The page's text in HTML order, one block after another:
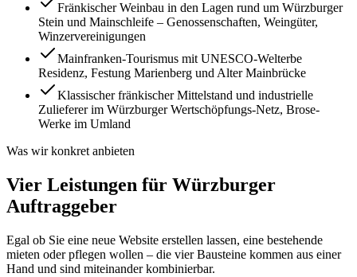
Fränkischer Weinbau in den Lagen rund um Würzburger
Stein und Mainschleife – Genossenschaften, Weingüter,
Winzervereinigungen
Mainfranken-Tourismus mit UNESCO-Welterbe
Residenz, Festung Marienberg und Alter Mainbrücke
Klassischer fränkischer Mittelstand und industrielle
Zulieferer im Würzburger Wertschöpfungs-Netz, Brose-
Werke im Umland
Was wir konkret anbieten
Vier Leistungen für Würzburger
Auftraggeber
Egal ob Sie eine neue Website erstellen lassen, eine bestehende
mieten oder pflegen wollen – die vier Bausteine kommen aus einer
Hand und sind miteinander kombinierbar.